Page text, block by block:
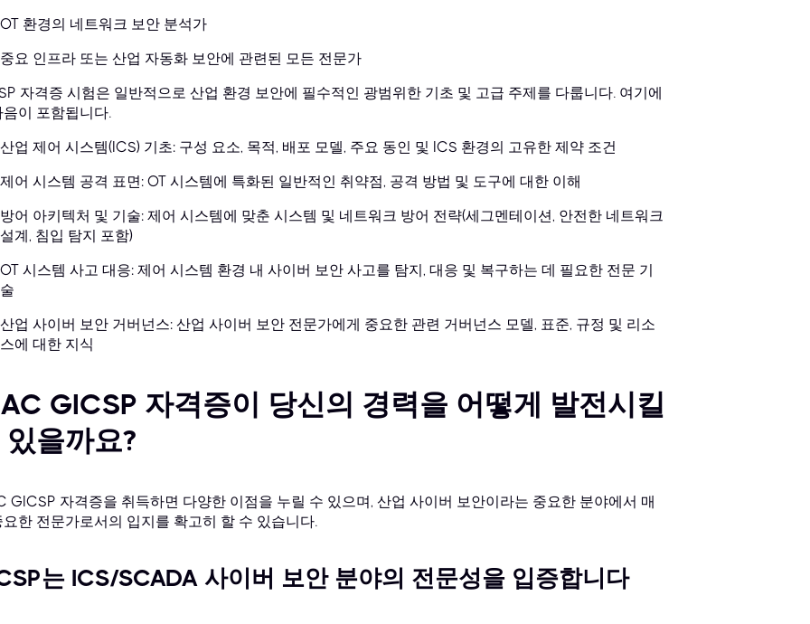
OT 환경의 네트워크 보안 분석가
중요 인프라 또는 산업 자동화 보안에 관련된 모든 전문가
자격증 시험은 일반적으로 산업 환경 보안에 필수적인 광범위한 기초 및 고급 주제를 다룹니다. 여기에
음이 포함됩니다.
산업 제어 시스템(ICS) 기초: 구성 요소, 목적, 배포 모델, 주요 동인 및 ICS 환경의 고유한 제약 조건
제어 시스템 공격 표면: OT 시스템에 특화된 일반적인 취약점, 공격 방법 및 도구에 대한 이해
방어 아키텍처 및 기술: 제어 시스템에 맞춘 시스템 및 네트워크 방어 전략(세그멘테이션, 안전한 네트워크
설계, 침입 탐지 포함)
OT 시스템 사고 대응: 제어 시스템 환경 내 사이버 보안 사고를 탐지, 대응 및 복구하는 데 필요한 전문 기
술
산업 사이버 보안 거버넌스: 산업 사이버 보안 전문가에게 중요한 관련 거버넌스 모델, 표준, 규정 및 리소
스에 대한 지식
GICSP 자격증이 당신의 경력을 어떻게 발전시킬
있을까요?
GICSP 자격증을 취득하면 다양한 이점을 누릴 수 있으며, 산업 사이버 보안이라는 중요한 분야에서 매
요한 전문가로서의 입지를 확고히 할 수 있습니다.
는 ICS/SCADA 사이버 보안 분야의 전문성을 입증합니다